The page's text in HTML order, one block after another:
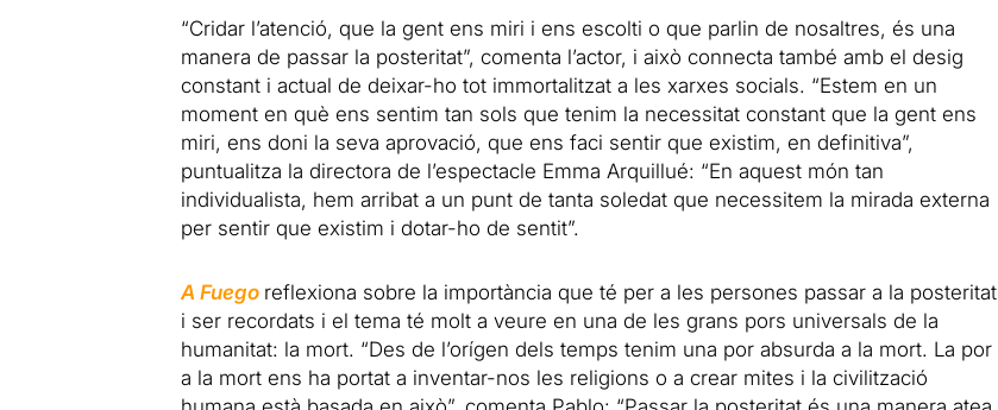
“Cridar l’atenció, que la gent ens miri i ens escolti o que parlin de nosaltres, és una
manera de passar la posteritat”, comenta l’actor, i això connecta també amb el desig
constant i actual de deixar-ho tot immortalitzat a les xarxes socials. “Estem en un
moment en què ens sentim tan sols que tenim la necessitat constant que la gent ens
miri, ens doni la seva aprovació, que ens faci sentir que existim, en definitiva”,
puntualitza la directora de l’espectacle Emma Arquillué: “En aquest món tan
individualista, hem arribat a un punt de tanta soledat que necessitem la mirada externa
per sentir que existim i dotar-ho de sentit”.
A Fuego reflexiona sobre la importància que té per a les persones passar a la posteritat
i ser recordats i el tema té molt a veure en una de les grans pors universals de la
humanitat: la mort. “Des de l’orígen dels temps tenim una por absurda a la mort. La por
a la mort ens ha portat a inventar-nos les religions o a crear mites i la civilització